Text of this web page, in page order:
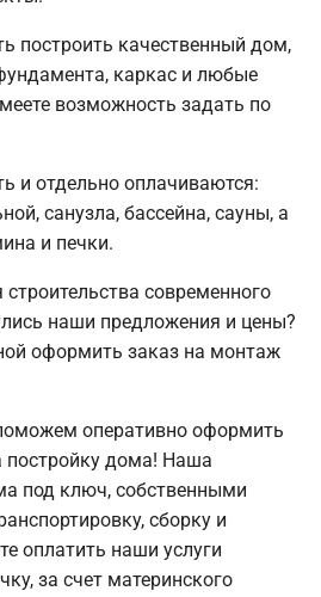
построить качественный дом,
каркас и любые
возможность задать по
и отдельно оплачиваются:
санузла, бассейна, сауны, а
и печки.
современного
наши предложения и цены?
оформить заказ на монтаж
оперативно оформить
постройку дома! Наша
под ключ, собственными
сборку и
оплатить наши услуги
за счет материнского